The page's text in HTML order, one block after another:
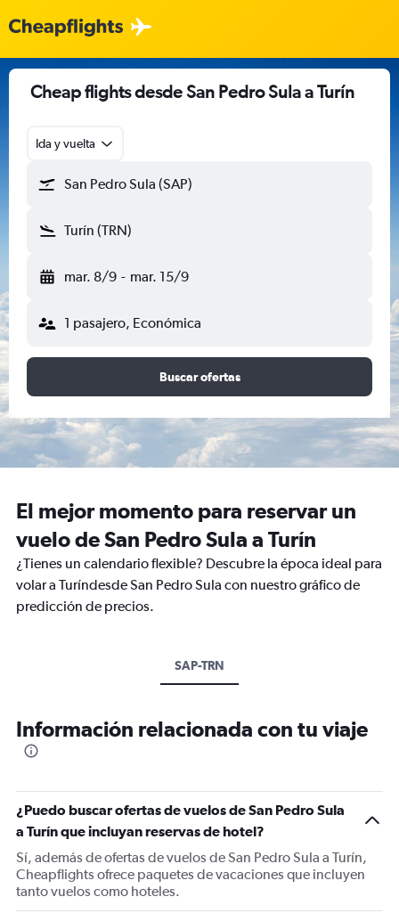
Cheap flights desde San Pedro Sula a Turín
Ida y vuelta
San Pedro Sula (SAP)
Turín (TRN)
mar. 8/9 - mar. 15/9
1 pasajero, Económica
Buscar ofertas
El mejor momento para reservar un
vuelo de San Pedro Sula a Turín
¿Tienes un calendario flexible? Descubre la época ideal para
volar a Turíndesde San Pedro Sula con nuestro gráfico de
predicción de precios.
SAP-TRN
Información relacionada con tu viaje
¿Puedo buscar ofertas de vuelos de San Pedro Sula
a Turín que incluyan reservas de hotel?
Sí, además de ofertas de vuelos de San Pedro Sula a Turín,
Cheapflights ofrece paquetes de vacaciones que incluyen
tanto vuelos como hoteles.